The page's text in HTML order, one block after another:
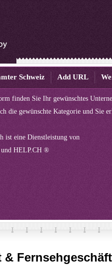
Schweiz Add URL
finden Sie Ihr gewünschtes
die gewünschte Kategorie und Sie
ist eine Dienstleistung von
und HELP.CH ®
&